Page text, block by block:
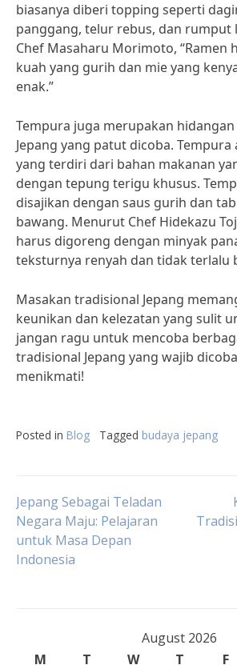
biasanya diberi topping seperti
panggang, telur rebus, dan rumput
Chef Masaharu Morimoto, “Ramen
kuah yang gurih dan mie yang
enak.”
Tempura juga merupakan
Jepang yang patut dicoba.
yang terdiri dari bahan makanan
dengan tepung terigu khusus.
disajikan dengan saus gurih dan
bawang. Menurut Chef Hidekazu
harus digoreng dengan minyak
teksturnya renyah dan tidak terlalu
Masakan tradisional Jepang
keunikan dan kelezatan yang sulit
jangan ragu untuk mencoba
tradisional Jepang yang wajib
menikmati!
Posted in Blog Tagged budaya jepang
Post
navigation
Jepang Sebagai Teladan
Negara Maju: Pelajaran
untuk Masa Depan
Indonesia
August 2026
M
T W T F